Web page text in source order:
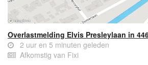
Overlastmelding Elvis Presleylaan in
2 uur en 5 minuten geleden
Afkomstig van Fixi